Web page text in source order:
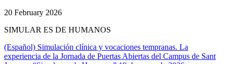
20 February 2026
SIMULAR ES DE HUMANOS
(Español) Simulación clínica y vocaciones tempranas. La
experiencia de la Jornada de Puertas Abiertas del Campus de Sant